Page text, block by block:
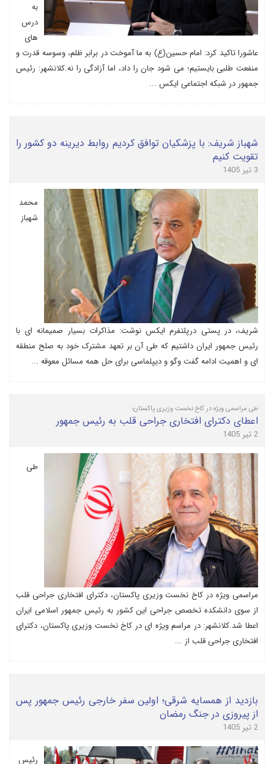
به
درس
های
عاشورا تاکید کرد: امام حسین(ع) به ما آموخت در برابر ظلم، وسوسه قدرت و
منفعت طلبی بایستیم؛ می شود جان را داد، اما آزادگی را نه.کلانشهر: رئیس
جمهور در شبکه اجتماعی ایکس ...
شهباز شریف: با پزشکیان توافق کردیم روابط دیرینه دو کشور را
تقویت کنیم
3 تیر 1405
محمد
شهباز
شریف، در پستی درپلتفرم ایکس نوشت: مذاکرات بسیار صمیمانه ای با
رئیس جمهور ایران داشتیم که طی آن بر تعهد مشترک خود به صلح منطقه
ای و اهمیت ادامه گفت وگو و دیپلماسی برای حل همه مسائل معوقه ...
طی مراسمی ویژه در کاخ نخست وزیری پاکستان؛
اعطای دکترای افتخاری جراحی قلب به رئیس جمهور
2 تیر 1405
طی
مراسمی ویژه در کاخ نخست وزیری پاکستان، دکترای افتخاری جراحی قلب
از سوی دانشکده تخصص جراحی این کشور به رئیس جمهور اسلامی ایران
اعطا شد.کلانشهر: در مراسم ویژه ای در کاخ نخست وزیری پاکستان، دکترای
افتخاری جراحی قلب از ...
بازدید از همسایه شرقی؛ اولین سفر خارجی رئیس جمهور پس
از پیروزی در جنگ رمضان
2 تیر 1405
رئیس